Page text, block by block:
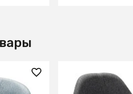
17 140 ₽